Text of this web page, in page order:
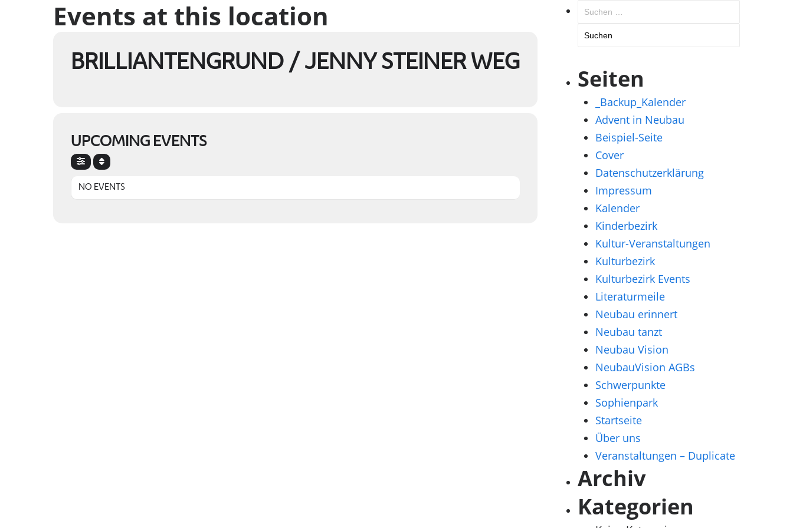
Events at this location
BRILLIANTENGRUND / JENNY STEINER WEG
UPCOMING EVENTS
NO EVENTS
Suchen
Seiten
_Backup_Kalender
Advent in Neubau
Beispiel-Seite
Cover
Datenschutzerklärung
Impressum
Kalender
Kinderbezirk
Kultur-Veranstaltungen
Kulturbezirk
Kulturbezirk Events
Literaturmeile
Neubau erinnert
Neubau tanzt
Neubau Vision
NeubauVision AGBs
Schwerpunkte
Sophienpark
Startseite
Über uns
Veranstaltungen – Duplicate
Archiv
Kategorien